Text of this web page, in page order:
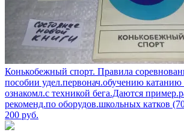
Конькобежный спорт. Правила
пособии удел.первонач.обучению катанию
ознакомл.с техникой бега.Даются
рекоменд.по оборудов.школьных катков
200 руб.